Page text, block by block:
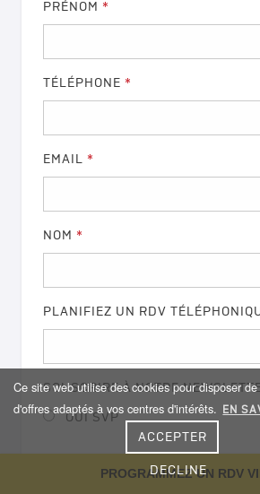
Ce site web utilise des cookies pour disposer
d'offres adaptés à vos centres d'intérêts.
EN
DECLINE
ACCEPTER
PROGRAMMEZ UN RDV
PRÉNOM *
TÉLÉPHONE *
EMAIL *
NOM *
PLANIFIEZ UN RDV
SOUSCRIRE À NOTRE
OUI SVP